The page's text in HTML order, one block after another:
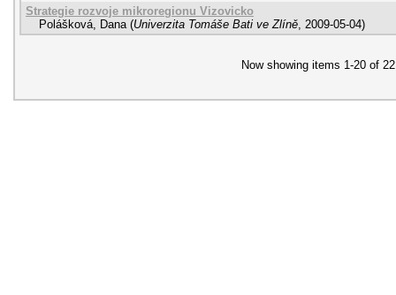
Strategie rozvoje mikroregionu Vizovicko
Polášková, Dana (Univerzita Tomáše Bati ve Zlíně, 2009-05-04)
Now showing items 1-20 of 22